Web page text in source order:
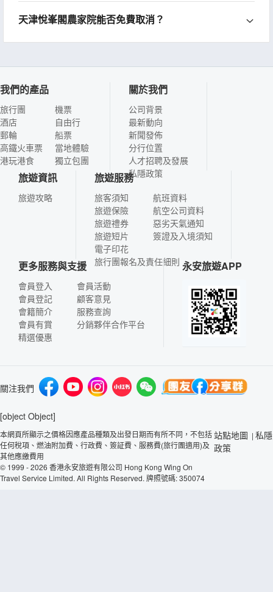
天津悅峯閣農家院能否免費取消？
我們的產品
旅行團
酒店
郵輪
高鐵火車票
港玩港食
機票
自由行
船票
當地體驗
獨立包團
關於我們
公司背景
最新動向
新聞發佈
分行位置
人才招聘及發展
私隱政策
旅遊資訊
旅遊攻略
旅遊服務
旅客須知
旅遊保險
旅遊禮券
旅遊短片
電子印花
航班資料
航空公司資料
惡劣天氣通知
簽證及入境須知
旅行團報名及責任細則
更多服務與支援
會員登入
會員登記
會籍簡介
會員有賞
精選優惠
會員活動
顧客意見
服務查詢
分銷夥伴合作平台
永安旅遊APP
關注我們
[object Object]
本網頁所顯示之價格因應產品種類及出發日期而有所不同，不包括
任何稅項、燃油附加費、行政費、簽証費、服務費(旅行團適用)及
其他應繳費用
© 1999 - 2026 香港永安旅遊有限公司 Hong Kong Wing On
Travel Service Limited. All Rights Reserved. 牌照號碼: 350074
站點地圖 | 私隱
政策